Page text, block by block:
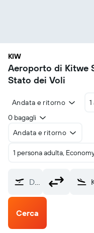
KIW
Aeroporto di Kitwe
Stato dei Voli
Andata e ritorno
0 bagagli
Andata e ritorno
1 persona adulta,
Da dove?
Cerca